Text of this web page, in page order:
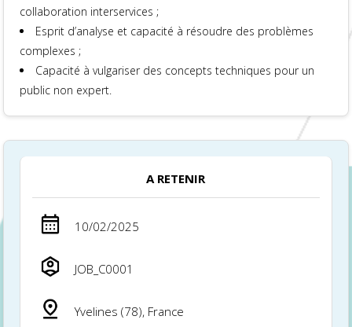
collaboration interservices ;
Esprit d’analyse et capacité à résoudre des problèmes
complexes ;
Capacité à vulgariser des concepts techniques pour un
public non expert.
A RETENIR
10/02/2025
JOB_C0001
Yvelines (78), France